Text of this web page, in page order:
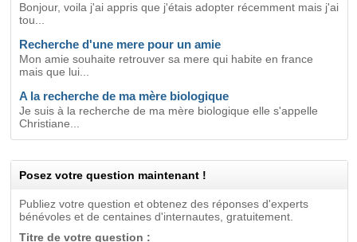
Bonjour, voila j'ai appris que j'étais adopter récemment mais j'ai
tou...
Recherche d'une mere pour un amie
Mon amie souhaite retrouver sa mere qui habite en france
mais que lui...
A la recherche de ma mère biologique
Je suis à la recherche de ma mère biologique elle s'appelle
Christiane...
Posez votre question maintenant !
Publiez votre question et obtenez des réponses d'experts
bénévoles et de centaines d'internautes, gratuitement.
Titre de votre question :